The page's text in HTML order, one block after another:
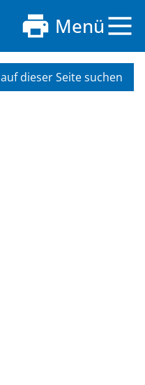
Menü
auf dieser Seite suchen